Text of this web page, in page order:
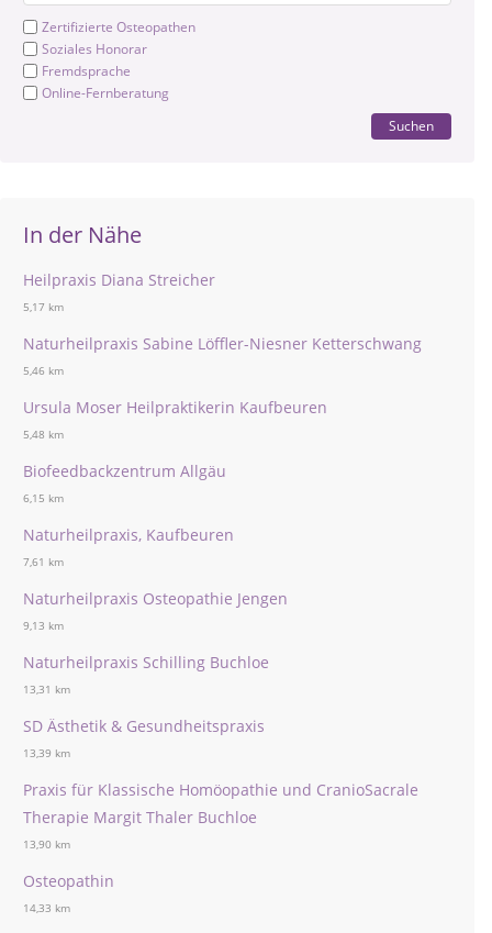
Zertifizierte Osteopathen
Soziales Honorar
Fremdsprache
Online-Fernberatung
Suchen
In der Nähe
Heilpraxis Diana Streicher
5,17 km
Naturheilpraxis Sabine Löffler-Niesner Ketterschwang
5,46 km
Ursula Moser Heilpraktikerin Kaufbeuren
5,48 km
Biofeedbackzentrum Allgäu
6,15 km
Naturheilpraxis, Kaufbeuren
7,61 km
Naturheilpraxis Osteopathie Jengen
9,13 km
Naturheilpraxis Schilling Buchloe
13,31 km
SD Ästhetik & Gesundheitspraxis
13,39 km
Praxis für Klassische Homöopathie und CranioSacrale
Therapie Margit Thaler Buchloe
13,90 km
Osteopathin
14,33 km